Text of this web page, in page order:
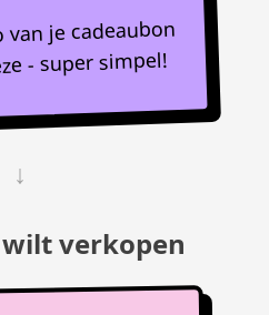
je cadeaubon
- super simpel!
↓
wilt verkopen